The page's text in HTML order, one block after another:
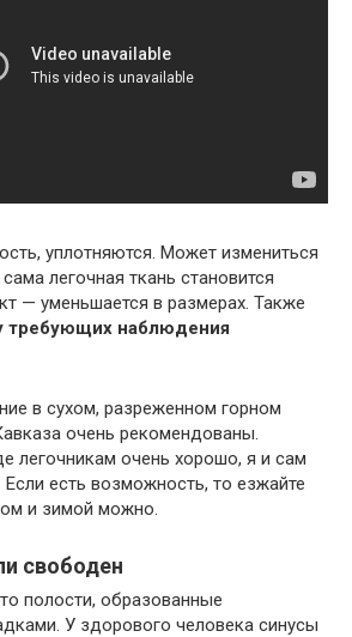
уплотняются. Может измениться
легочная ткань становится
— уменьшается в размерах. Также
требующих наблюдения
в сухом, разреженном горном
очень рекомендованы.
легочникам очень хорошо, я и сам
Если есть возможность, то езжайте
и зимой можно.
свободен
полости, образованные
У здорового человека синусы